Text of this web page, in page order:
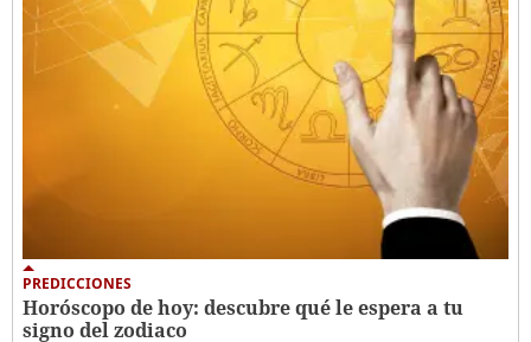
PREDICCIONES
Horóscopo de hoy: descubre qué le espera a tu
signo del zodiaco